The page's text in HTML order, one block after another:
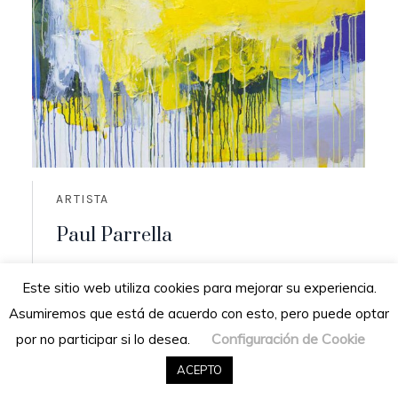
ARTISTA
Paul Parrella
Residencia: San Diego de los altos,
Venezuela
Este sitio web utiliza cookies para mejorar su experiencia.
Asumiremos que está de acuerdo con esto, pero puede optar
por no participar si lo desea.
Configuración de Cookie
ACEPTO